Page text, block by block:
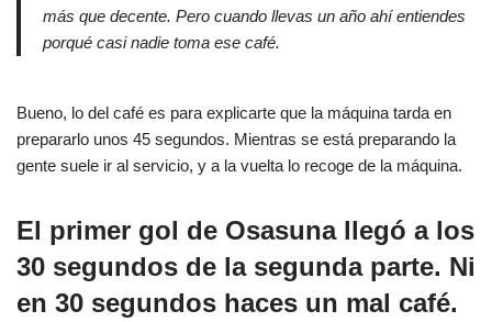
más que decente. Pero cuando llevas un año ahí entiendes
porqué casi nadie toma ese café.
Bueno, lo del café es para explicarte que la máquina tarda en
prepararlo unos 45 segundos. Mientras se está preparando la
gente suele ir al servicio, y a la vuelta lo recoge de la máquina.
El primer gol de Osasuna llegó a los
30 segundos de la segunda parte. Ni
en 30 segundos haces un mal café.